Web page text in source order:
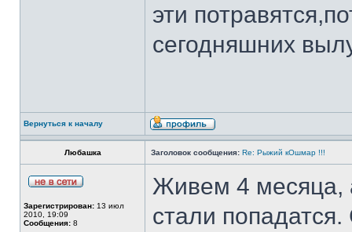
эти
сегодняшних
Вернуться к началу
Любашка Заголовок сообщения: Re: Рыжий кОшмар !!!
Зарегистрирован: 13 июл
2010, 19:09
Сообщения: 8
Живем 4 месяца,
стали